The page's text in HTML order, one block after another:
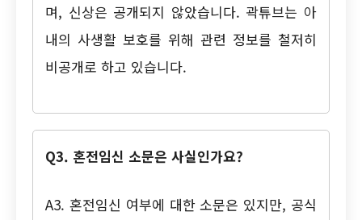
며, 신상은 공개되지 않았습니다. 곽튜브는 아
내의 사생활 보호를 위해 관련 정보를 철저히
비공개로 하고 있습니다.
Q3. 혼전임신 소문은 사실인가요?
A3. 혼전임신 여부에 대한 소문은 있지만, 공식